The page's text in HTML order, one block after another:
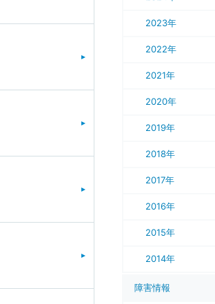
2023年
2022年
2021年
2020年
2019年
2018年
2017年
2016年
2015年
2014年
障害情報